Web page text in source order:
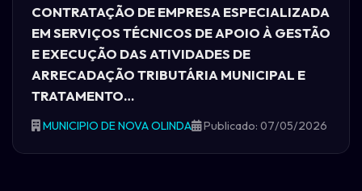
CONTRATAÇÃO DE EMPRESA ESPECIALIZADA
EM SERVIÇOS TÉCNICOS DE APOIO À GESTÃO
E EXECUÇÃO DAS ATIVIDADES DE
ARRECADAÇÃO TRIBUTÁRIA MUNICIPAL E
TRATAMENTO…
MUNICIPIO DE NOVA OLINDA Publicado: 07/05/2026